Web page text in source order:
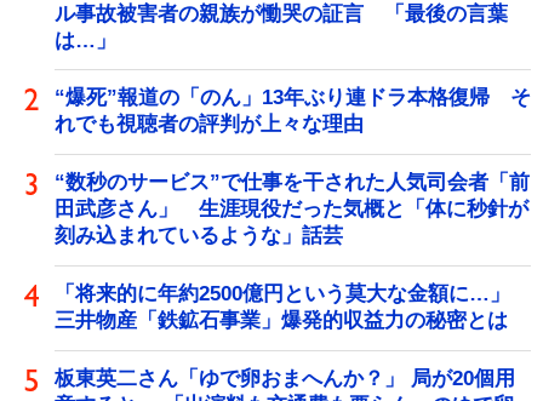
ル事故被害者の親族が慟哭の証言 「最後の言葉
は…」
“爆死”報道の「のん」13年ぶり連ドラ本格復帰 そ
れでも視聴者の評判が上々な理由
“数秒のサービス”で仕事を干された人気司会者「前
田武彦さん」 生涯現役だった気概と「体に秒針が
刻み込まれているような」話芸
「将来的に年約2500億円という莫大な金額に…」
三井物産「鉄鉱石事業」爆発的収益力の秘密とは
板東英二さん「ゆで卵おまへんか？」 局が20個用